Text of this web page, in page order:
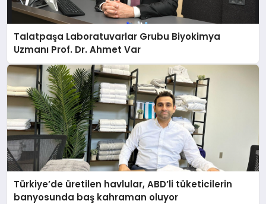
Talatpaşa Laboratuvarlar Grubu Biyokimya
Uzmanı Prof. Dr. Ahmet Var
Türkiye’de üretilen havlular, ABD’li tüketicilerin
banyosunda baş kahraman oluyor